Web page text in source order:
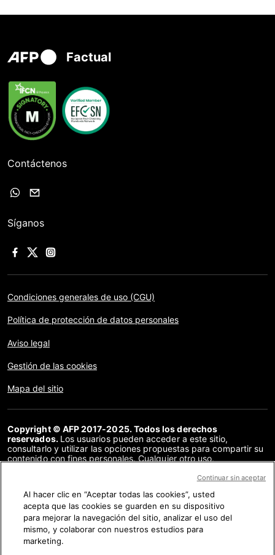
Factual
Contáctenos
Síganos
Condiciones generales de uso (CGU)
Política de protección de datos personales
Aviso legal
Gestión de las cookies
Mapa del sitio
Copyright © AFP 2017-2025. Todos los derechos
reservados. Los usuarios pueden acceder a este sitio,
consultarlo y utilizar las opciones propuestas para compartir su
contenido con fines personales. Cualquier otro uso,
distribución del contenido de este sitio, en su totalidad o en
acuerdo específico firmado con la AFP, está estrictamente
prohibido. Los elementos analizados en cada verificación se
presentan o se enlazan en tanto en cuanto son necesarios para
la correcta comprensión de la verificación en cuestión. La AFP
no cuenta con derechos sobre los autores ni sobre los
propietarios del copyright de estos contenidos de terceras
Al hacer clic en “Aceptar todas las cookies”, usted
acepta que las cookies se guarden en su dispositivo
para mejorar la navegación del sitio, analizar el uso del
mismo, y colaborar con nuestros estudios para
marketing.
Continuar sin aceptar